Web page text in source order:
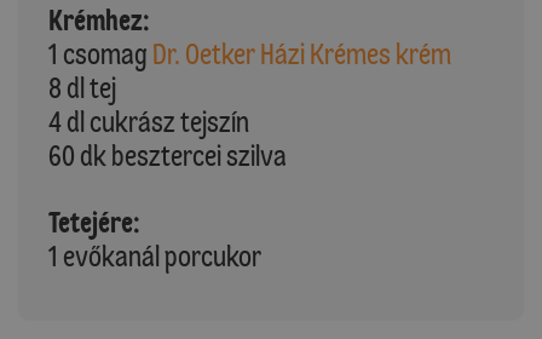
Krémhez:
1 csomag Dr. Oetker Házi Krémes krém
8 dl tej
4 dl cukrász tejszín
60 dk besztercei szilva
Tetejére:
1 evőkanál porcukor